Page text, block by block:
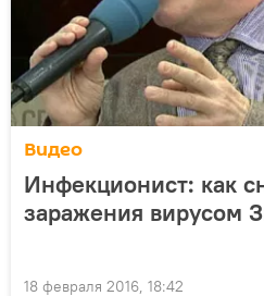
Видео
Инфекционист: как
заражения вирусом
18 февраля 2016, 18:42